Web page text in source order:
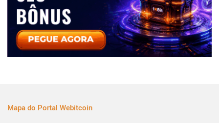
Mapa do Portal Webitcoin